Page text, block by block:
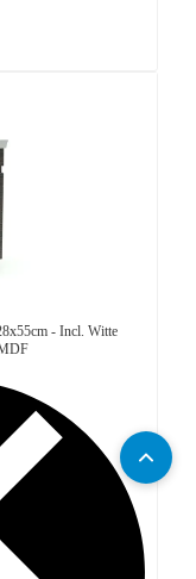
- Incl. Witte